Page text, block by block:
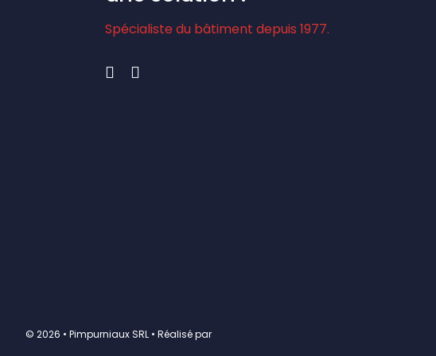
Spécialiste du bâtiment depuis 1977.
© 2026 • Pimpurniaux SRL • Réalisé par